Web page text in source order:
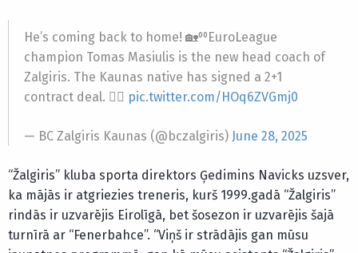
He’s coming back to home! 🏡⁰⁰EuroLeague
champion Tomas Masiulis is the new head coach of
Zalgiris. The Kaunas native has signed a 2+1
contract deal. ✍🏼 pic.twitter.com/HOq6ZVGmj0
— BC Zalgiris Kaunas (@bczalgiris) June 28, 2025
“Žalgiris” kluba sporta direktors Ģedimins Navicks uzsver,
ka mājās ir atgriezies treneris, kurš 1999.gadā “Žalgiris”
rindās ir uzvarējis Eirolīgā, bet šosezon ir uzvarējis šajā
turnīrā ar “Fenerbahce”. “Viņš ir strādājis gan mūsu